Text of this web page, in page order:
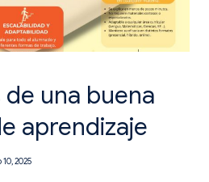
de una buena
aprendizaje
2025